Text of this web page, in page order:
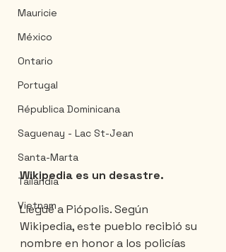
Mauricie
México
Ontario
Portugal
Républica Dominicana
Saguenay - Lac St-Jean
Santa-Marta
Tailandia
Vietnam
Wikipedia es un desastre.
Llegué a Piópolis. Según
Wikipedia, este pueblo recibió su
nombre en honor a los policías